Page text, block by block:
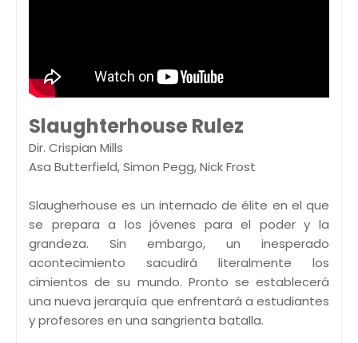
Slaughterhouse Rulez
Dir. Crispian Mills
Asa Butterfield, Simon Pegg, Nick Frost
Slaugherhouse es un internado de élite en el que
se prepara a los jóvenes para el poder y la
grandeza. Sin embargo, un inesperado
acontecimiento sacudirá literalmente los
cimientos de su mundo. Pronto se establecerá
una nueva jerarquía que enfrentará a estudiantes
y profesores en una sangrienta batalla.